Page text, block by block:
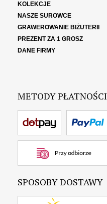
KOLEKCJE
NASZE SUROWCE
GRAWEROWANIE BIŻUTERII
PREZENT ZA 1 GROSZ
DANE FIRMY
METODY PŁATNOŚCI
SPOSOBY DOSTAWY